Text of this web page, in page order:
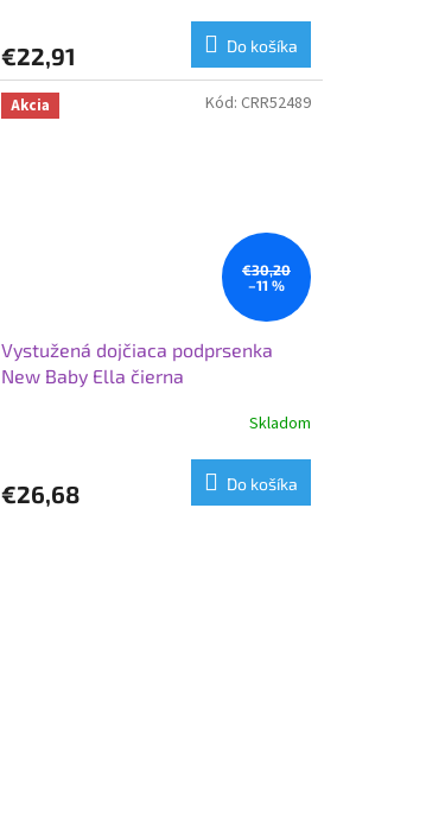
€22,91 Do košíka
Akcia
€30,20
–11 %
Vystužená dojčiaca podprsenka
New Baby Ella čierna
Skladom
€26,68 Do košíka
Kód: CRR52489